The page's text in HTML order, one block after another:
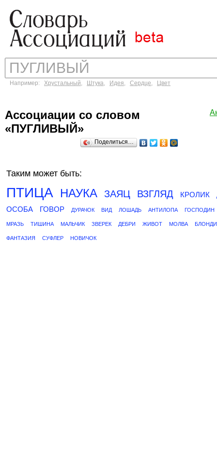
Например: Хрустальный, Штука, Идея, Сердце, Цвет
Ассоциации со словом
«ПУГЛИВЫЙ»
Поделиться…
Таким может быть:
ПТИЦА НАУКА ЗАЯЦ ВЗГЛЯД КРОЛИК
ОСОБА
ГОВОР ДУРАЧОК ВИД ЛОШАДЬ АНТИЛОПА ГОСПОДИН
МРАЗЬ ТИШИНА МАЛЬЧИК ЗВЕРЕК ДЕБРИ ЖИВОТ МОЛВА
ФАНТАЗИЯ СУФЛЕР НОВИЧОК